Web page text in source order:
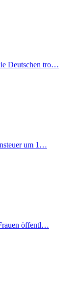
Deutschen tro…
um 1…
öffentl…